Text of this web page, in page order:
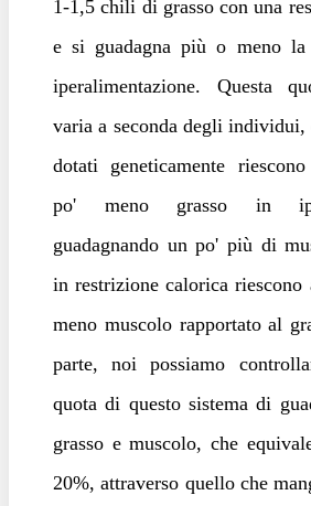
1-1,5 chili di grasso con una
e si guadagna più o meno la
iperalimentazione. Questa
varia a seconda degli
dotati geneticamente
po' meno grasso in
guadagnando un po' più di
in restrizione calorica riescono
meno muscolo rapportato al
parte, noi possiamo
quota di questo sistema di
grasso e muscolo, che
20%, attraverso quello che